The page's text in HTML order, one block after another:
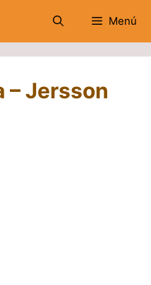
Menú
– Jersson